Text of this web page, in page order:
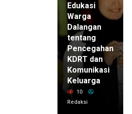
Edukasi
Warga
Dalangan
tentang
Pencegahan
KDRT dan
Komunikasi
Keluarga
10
Redaksi